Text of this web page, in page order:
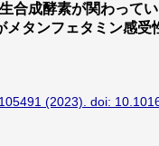
合成酵素が関わって
タンフェタミン感受
105491 (2023). doi: